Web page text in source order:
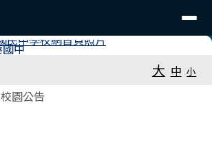
大 中 小
校園公告